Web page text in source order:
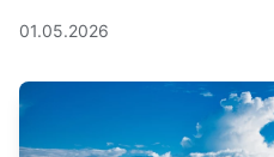
01.05.2026